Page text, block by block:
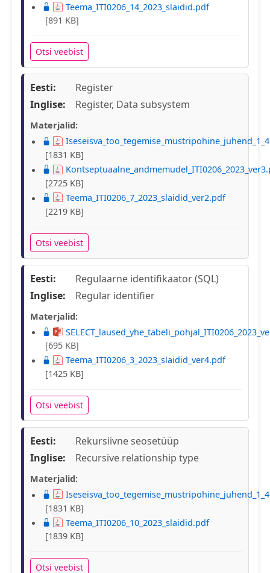
Teema_ITI0206_14_2023_slaidid.pdf
[891 KB]
Otsi veebist
Eesti:
Register
Inglise:
Register, Data subsystem
Materjalid:
[1831 KB]
[2725 KB]
Teema_ITI0206_7_2023_slaidid_ver2.pdf
[2219 KB]
Otsi veebist
Eesti:
Regulaarne identifikaator (SQL)
Inglise:
Regular identifier
Materjalid:
[695 KB]
Teema_ITI0206_3_2023_slaidid_ver4.pdf
[1425 KB]
Otsi veebist
Eesti:
Rekursiivne seosetüüp
Inglise:
Recursive relationship type
Materjalid:
[1831 KB]
Teema_ITI0206_10_2023_slaidid.pdf
[1839 KB]
Otsi veebist